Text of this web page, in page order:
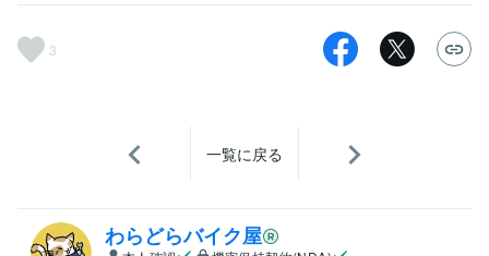
3
一覧に戻る
わらどらバイク屋